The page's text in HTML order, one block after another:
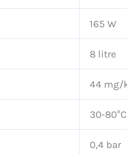
165 W
8 litre
44 mg/
30-80°C
0,4 bar